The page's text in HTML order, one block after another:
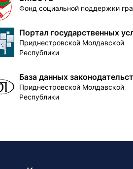
Фонд социальной поддержки
Портал государственных
Приднестровской Молдавской
Республики
База данных
Приднестровской Молдавской
Республики